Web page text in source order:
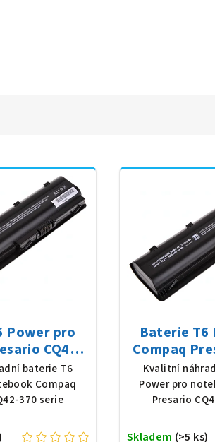
Power pro
CQ42-
Ion, 10,8 V,
Wh), černá
baterie T6
Compaq
370 serie
Baterie T6
Compaq
310 serie,
5200 mAh
Kvalitní
Power pro
Presario
Skladem (>5 ks)